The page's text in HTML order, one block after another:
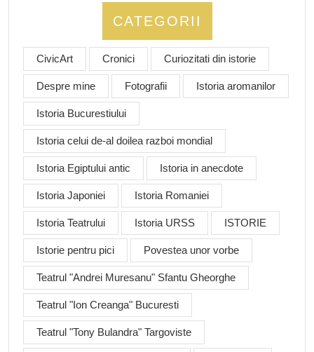
CATEGORII
CivicArt Cronici Curiozitati din istorie
Despre mine Fotografii Istoria aromanilor
Istoria Bucurestiului
Istoria celui de-al doilea razboi mondial
Istoria Egiptului antic Istoria in anecdote
Istoria Japoniei Istoria Romaniei
Istoria Teatrului Istoria URSS ISTORIE
Istorie pentru pici Povestea unor vorbe
Teatrul "Andrei Muresanu" Sfantu Gheorghe
Teatrul "Ion Creanga" Bucuresti
Teatrul "Tony Bulandra" Targoviste